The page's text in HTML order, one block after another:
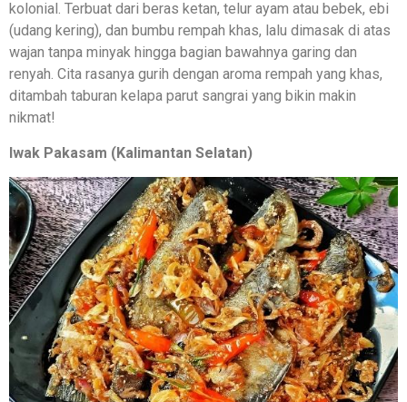
kolonial. Terbuat dari beras ketan, telur ayam atau bebek, ebi
(udang kering), dan bumbu rempah khas, lalu dimasak di atas
wajan tanpa minyak hingga bagian bawahnya garing dan
renyah. Cita rasanya gurih dengan aroma rempah yang khas,
ditambah taburan kelapa parut sangrai yang bikin makin
nikmat!
Iwak Pakasam (Kalimantan Selatan)